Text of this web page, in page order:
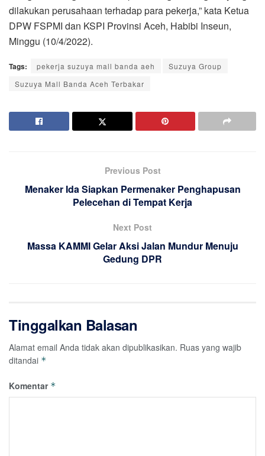
dilakukan perusahaan terhadap para pekerja,” kata Ketua
DPW FSPMI dan KSPI Provinsi Aceh, Habibi Inseun,
Minggu (10/4/2022).
Tags: pekerja suzuya mall banda aeh
Suzuya Group
Suzuya Mall Banda Aceh Terbakar
Previous Post
Menaker Ida Siapkan Permenaker Penghapusan
Pelecehan di Tempat Kerja
Next Post
Massa KAMMI Gelar Aksi Jalan Mundur Menuju
Gedung DPR
Tinggalkan Balasan
Alamat email Anda tidak akan dipublikasikan. Ruas yang wajib
ditandai *
Komentar *